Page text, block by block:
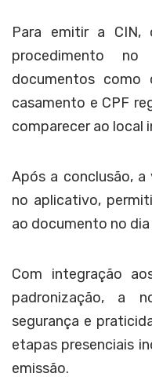
Para emitir a CIN,
procedimento
documentos como
casamento e CPF
comparecer ao local
Após a conclusão,
no aplicativo,
ao documento no dia
Com integração
padronização, a
segurança e
etapas presenciais
emissão.